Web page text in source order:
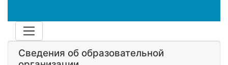
Сведения об образовательной